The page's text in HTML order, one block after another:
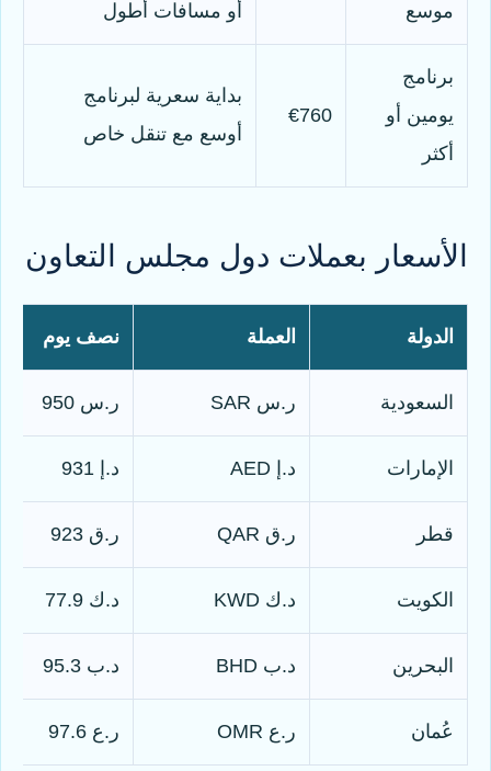
موسع
أو مسافات أطول
برنامج
يومين أو
أكثر
€760
بداية سعرية لبرنامج
أوسع مع تنقل خاص
الأسعار بعملات دول مجلس التعاون
الدولة العملة نصف يوم
السعودية ر.س SAR ر.س 950
الإمارات د.إ AED د.إ 931
قطر ر.ق QAR ر.ق 923
الكويت د.ك KWD د.ك 77.9
البحرين د.ب BHD د.ب 95.3
عُمان ر.ع OMR ر.ع 97.6